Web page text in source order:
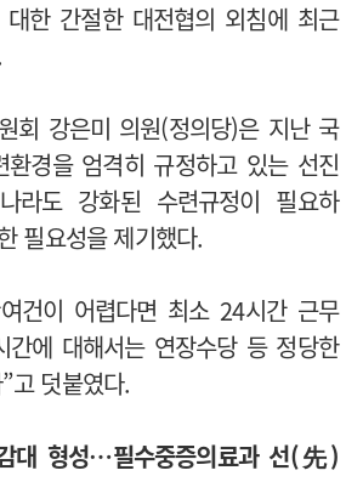
한 간절한 대전협의 외침에 최근
회 강은미 의원(정의당)은 지난 국
환경을 엄격히 규정하고 있는 선진
라도 강화된 수련규정이 필요하
필요성을 제기했다.
건이 어렵다면 최소 24시간 근무
간에 대해서는 연장수당 등 정당한
고 덧붙였다.
대 형성…필수중증의료과 선(先)